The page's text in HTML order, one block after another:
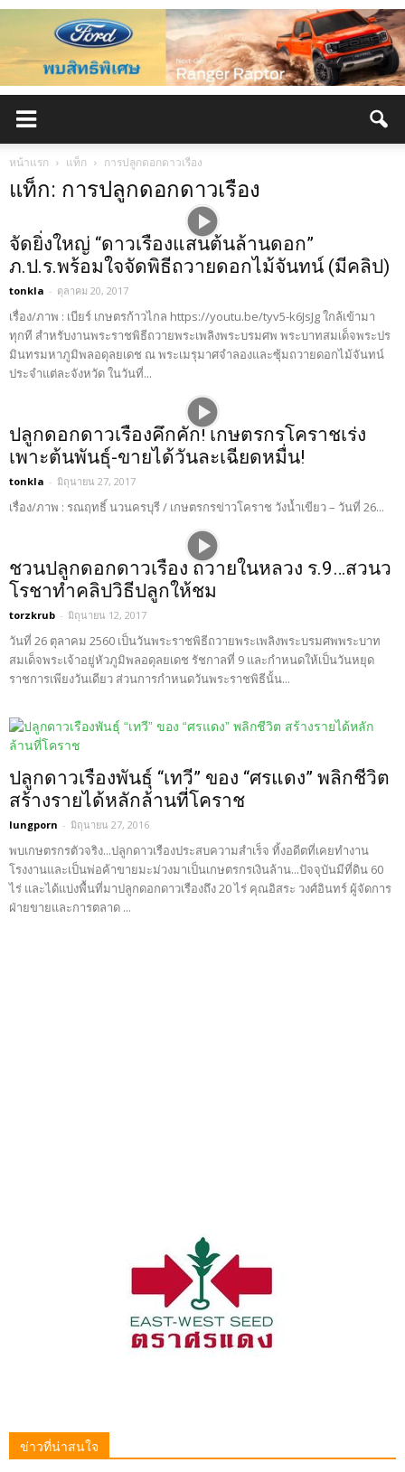
หน้าแรก แท็ก การปลูกดอกดาวเรือง
แท็ก: การปลูกดอกดาวเรือง
จัดยิ่งใหญ่ “ดาวเรืองแสนต้นล้านดอก”
ภ.ป.ร.พร้อมใจจัดพิธีถวายดอกไม้จันทน์ (มีคลิป)
tonkla - ตุลาคม 20, 2017
เรื่อง/ภาพ : เบียร์ เกษตรก้าวไกล https://youtu.be/tyv5-k6JsJg ใกล้เข้ามา
ทุกที สำหรับงานพระราชพิธีถวายพระเพลิงพระบรมศพ พระบาทสมเด็จพระปร
มินทรมหาภูมิพลอดุลยเดช ณ พระเมรุมาศจำลองและซุ้มถวายดอกไม้จันทน์
ประจำแต่ละจังหวัด ในวันที่...
ปลูกดอกดาวเรืองคึกคัก! เกษตรกรโคราชเร่ง
เพาะต้นพันธุ์-ขายได้วันละเฉียดหมื่น!
tonkla - มิถุนายน 27, 2017
เรื่อง/ภาพ : รณฤทธิ์ นวนครบุรี / เกษตรกรข่าวโคราช วังน้ำเขียว – วันที่ 26...
ชวนปลูกดอกดาวเรือง ถวายในหลวง ร.9…สวนว
โรชาทำคลิปวิธีปลูกให้ชม
torzkrub - มิถุนายน 12, 2017
วันที่ 26 ตุลาคม 2560 เป็นวันพระราชพิธีถวายพระเพลิงพระบรมศพพระบาท
สมเด็จพระเจ้าอยู่หัวภูมิพลอดุลยเดช รัชกาลที่ 9 และกำหนดให้เป็นวันหยุด
ราชการเพียงวันเดียว ส่วนการกำหนดวันพระราชพิธีนั้น...
ปลูกดาวเรืองพันธุ์ “เทวี” ของ “ศรแดง” พลิกชีวิต
สร้างรายได้หลักล้านที่โคราช
lungporn - มิถุนายน 27, 2016
พบเกษตรกรตัวจริง...ปลูกดาวเรืองประสบความสำเร็จ ทิ้งอดีตที่เคยทำงาน
โรงงานและเป็นพ่อค้าขายมะม่วงมาเป็นเกษตรกรเงินล้าน...ปัจจุบันมีที่ดิน 60
ไร่ และได้แบ่งพื้นที่มาปลูกดอกดาวเรืองถึง 20 ไร่ คุณอิสระ วงศ์อินทร์ ผู้จัดการ
ฝ่ายขายและการตลาด ...
ข่าวที่น่าสนใจ